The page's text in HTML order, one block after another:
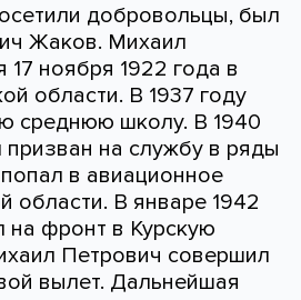
добровольцы, был
Жаков. Михаил
ноября 1922 года в
области. В 1937 году
среднюю школу. В 1940
призван на службу в ряды
в авиационное
области. В январе 1942
на фронт в Курскую
Петрович совершил
вылет. Дальнейшая